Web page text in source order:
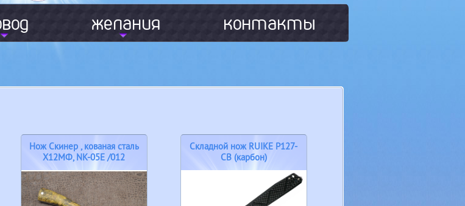
желания контакты
Нож Скинер , кованая сталь
Х12МФ, NK-05E /012
Складной нож RUIKE P127-
CB (карбон)